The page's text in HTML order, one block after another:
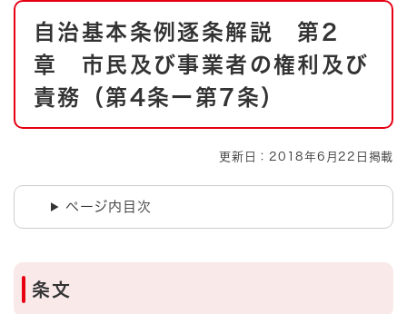
とじる
本
自治基本条例逐条解説 第2
章 市民及び事業者の権利及び
責務（第4条ー第7条）
更新日：2018年6月22日掲載
ページ内目次
条文